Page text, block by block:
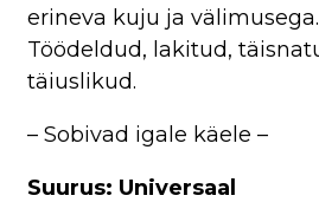
erineva kuju ja välimusega.
Töödeldud, lakitud,
täiuslikud.
– Sobivad igale käele –
Suurus: Universaal